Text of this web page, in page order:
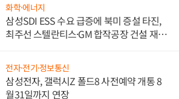
화학·에너지
삼성SDI ESS 수요 급증에 북미 증설 타진,
최주선 스텔란티스·GM 합작공장 건설 재추
전자·전기·정보통신
삼성전자, 갤럭시Z 폴드8 사전예약 개통 8
월31일까지 연장